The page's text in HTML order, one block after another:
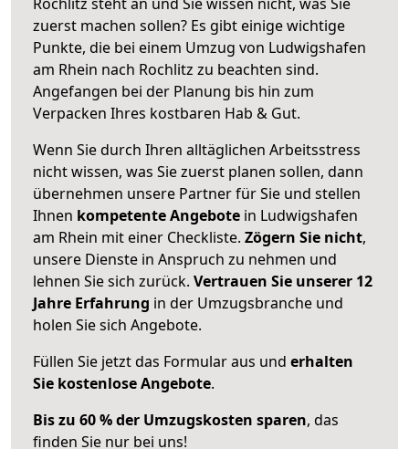
zuerst machen sollen? Es gibt einige wichtige
Punkte, die bei einem Umzug von Ludwigshafen
am Rhein nach Rochlitz zu beachten sind.
Angefangen bei der Planung bis hin zum
Verpacken Ihres kostbaren Hab & Gut.
Wenn Sie durch Ihren alltäglichen Arbeitsstress
nicht wissen, was Sie zuerst planen sollen, dann
übernehmen unsere Partner für Sie und stellen
Ihnen kompetente Angebote in Ludwigshafen
am Rhein mit einer Checkliste. Zögern Sie nicht,
unsere Dienste in Anspruch zu nehmen und
lehnen Sie sich zurück. Vertrauen Sie unserer 12
Jahre Erfahrung in der Umzugsbranche und
holen Sie sich Angebote.
Füllen Sie jetzt das Formular aus und erhalten
Sie kostenlose Angebote.
Bis zu 60 % der Umzugskosten sparen, das
finden Sie nur bei uns!